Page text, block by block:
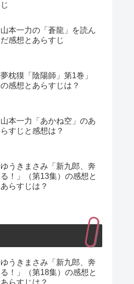
じ
山本一力の「蒼龍」を読ん
だ感想とあらすじ
夢枕獏「陰陽師」第1巻」
の感想とあらすじは？
山本一力「あかね空」のあ
らすじと感想は？
ゆうきまさみ「新九郎、奔
る！」（第13集）の感想と
あらすじは？
ゆうきまさみ「新九郎、奔
る！」（第18集）の感想と